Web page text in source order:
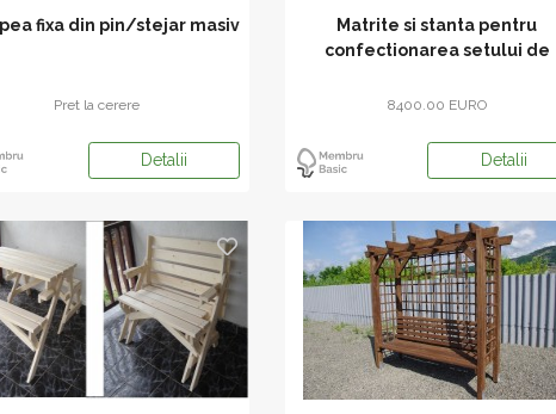
fixa din pin/stejar masiv
Pret la cerere
Detalii
Matrite si stanta pentru
confectionarea setului de
8400.00 EURO
Detalii